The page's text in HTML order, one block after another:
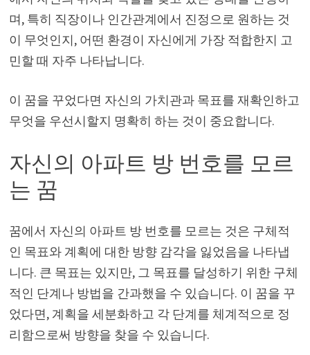
며, 특히 직장이나 인간관계에서 진정으로 원하는 것
이 무엇인지, 어떤 환경이 자신에게 가장 적합한지 고
민할 때 자주 나타납니다.
이 꿈을 꾸었다면 자신의 가치관과 목표를 재확인하고
무엇을 우선시할지 명확히 하는 것이 중요합니다.
자신의 아파트 방 번호를 모르
는 꿈
꿈에서 자신의 아파트 방 번호를 모르는 것은 구체적
인 목표와 계획에 대한 방향 감각을 잃었음을 나타냅
니다. 큰 목표는 있지만, 그 목표를 달성하기 위한 구체
적인 단계나 방법을 간과했을 수 있습니다. 이 꿈을 꾸
었다면, 계획을 세분화하고 각 단계를 체계적으로 정
리함으로써 방향을 찾을 수 있습니다.